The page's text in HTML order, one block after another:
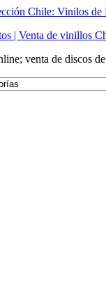
| Venta de vinillos
venta de discos